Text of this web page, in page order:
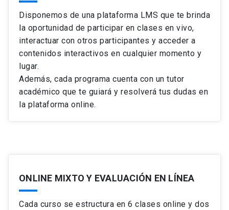
Disponemos de una plataforma LMS que te brinda
la oportunidad de participar en clases en vivo,
interactuar con otros participantes y acceder a
contenidos interactivos en cualquier momento y
lugar.
Además, cada programa cuenta con un tutor
académico que te guiará y resolverá tus dudas en
la plataforma online.
ONLINE MIXTO Y EVALUACIÓN EN LÍNEA
Cada curso se estructura en 6 clases online y dos